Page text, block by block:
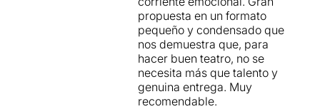
propuesta en un formato
pequeño y condensado que
nos demuestra que, para
hacer buen teatro, no se
necesita más que talento y
genuina entrega. Muy
recomendable.